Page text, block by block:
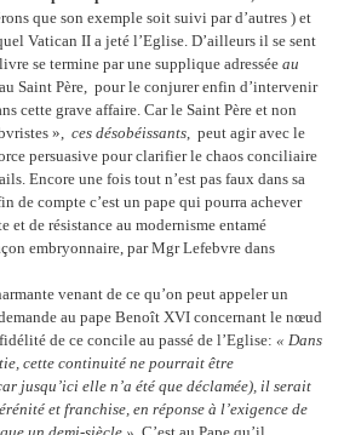
que son exemple soit suivi par d’autres ) et
Vatican II a jeté l’Eglise. D’ailleurs il se sent
se termine par une supplique adressée au
Saint Père, pour le conjurer enfin d’intervenir
cette grave affaire. Car le Saint Père et non
», ces désobéissants, peut agir avec le
persuasive pour clarifier le chaos conciliaire
Encore une fois tout n’est pas faux dans sa
de compte c’est un pape qui pourra achever
de résistance au modernisme entamé
embryonnaire, par Mgr Lefebvre dans
venant de ce qu’on peut appeler un
au pape Benoît XVI concernant le nœud
de ce concile au passé de l’Eglise: « Dans
cette continuité ne pourrait être
jusqu’ici elle n’a été que déclamée), il serait
et franchise, en réponse à l’exigence de